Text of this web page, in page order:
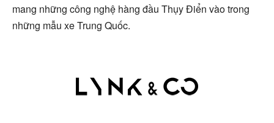
mang những công nghệ hàng đầu Thụy Điển vào trong
những mẫu xe Trung Quốc.